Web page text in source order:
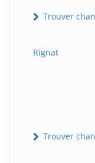
Trouver
Rignat
Trouver